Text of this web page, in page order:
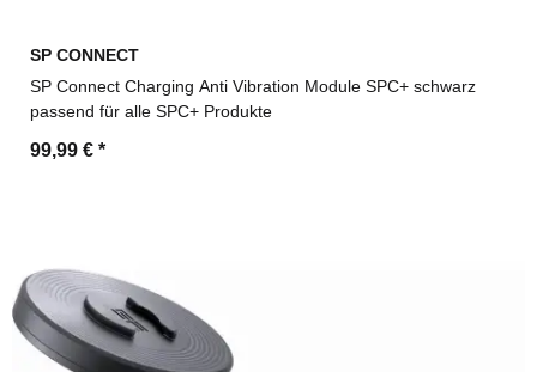
SP CONNECT
SP Connect Charging Anti Vibration Module SPC+ schwarz
passend für alle SPC+ Produkte
99,99 € *